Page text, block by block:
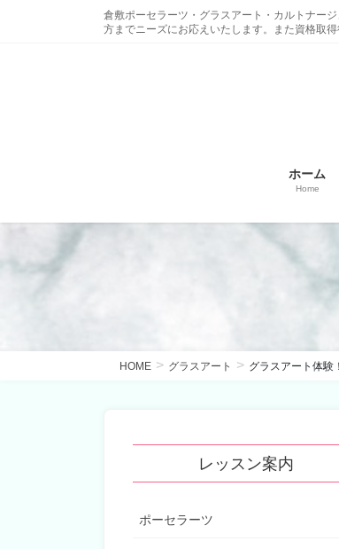
倉敷ポーセラーツ・グラスアート・カルトナー
方までニーズにお応えいたします。また資格取
ホーム
Home
HOME グラスアート グラスアート体験
レッスン案内
ポーセラーツ